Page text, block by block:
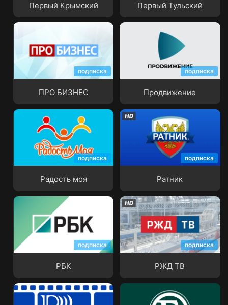
Первый Крымский Первый Тульский
подписка
ПРО БИЗНЕС
ПРО БИЗНЕС
подписка
Продвижение
подписка
Радость моя
Радость моя
подписка
Ратник
подписка
РБК
РБК
подписка
РЖД ТВ
РЖД ТВ